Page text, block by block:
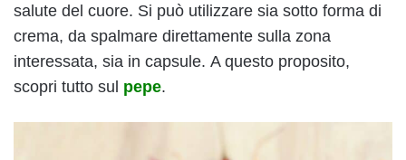
salute del cuore. Si può utilizzare sia sotto forma di
crema, da spalmare direttamente sulla zona
interessata, sia in capsule. A questo proposito,
scopri tutto sul pepe.